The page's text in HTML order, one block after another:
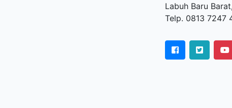
Labuh Baru
Telp. 0813 7247